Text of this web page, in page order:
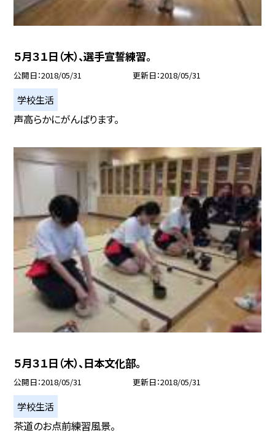
５月３１日（木）、選手宣誓練習。
公開日 2018/05/31 更新日 2018/05/31
学校生活
声高らかにがんばります。
５月３１日（木）、日本文化部。
公開日 2018/05/31 更新日 2018/05/31
学校生活
茶道のお点前練習風景。